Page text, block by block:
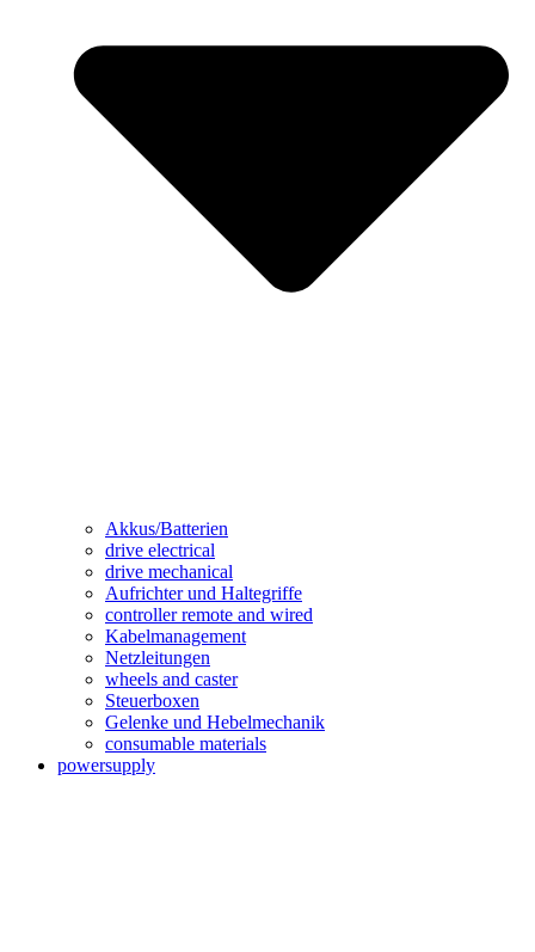
Akkus/Batterien
drive electrical
drive mechanical
Aufrichter und Haltegriffe
controller remote and wired
Kabelmanagement
Netzleitungen
wheels and caster
Steuerboxen
Gelenke und Hebelmechanik
consumable materials
powersupply